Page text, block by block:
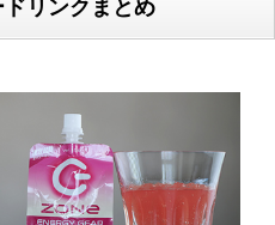
リンクまとめ